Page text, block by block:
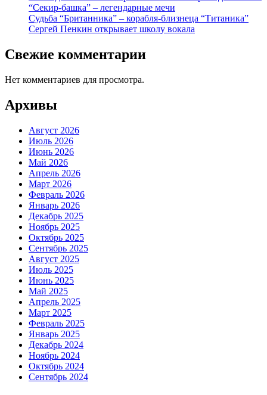
“Секир-башка” – легендарные мечи
Судьба “Британника” – корабля-близнеца “Титаника”
Сергей Пенкин открывает школу вокала
Свежие комментарии
Нет комментариев для просмотра.
Архивы
Август 2026
Июль 2026
Июнь 2026
Май 2026
Апрель 2026
Март 2026
Февраль 2026
Январь 2026
Декабрь 2025
Ноябрь 2025
Октябрь 2025
Сентябрь 2025
Август 2025
Июль 2025
Июнь 2025
Май 2025
Апрель 2025
Март 2025
Февраль 2025
Январь 2025
Декабрь 2024
Ноябрь 2024
Октябрь 2024
Сентябрь 2024